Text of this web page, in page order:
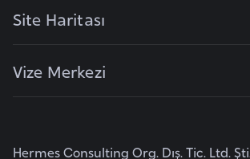
Site Haritası
Vize Merkezi
Hermes Consulting Org. Dış. Tic. Ltd.
Ç
e
C